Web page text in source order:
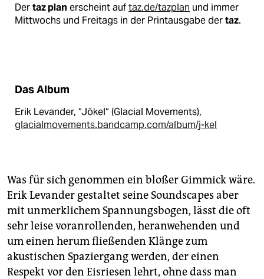
Dertaz planerscheint auftaz.de/tazplan und immer
Mittwochs und Freitags in der Printausgabe dertaz.
Das Album
Erik Levander, “Jökel“ (Glacial Movements),
glacialmovements.bandcamp.com/album/j-kel
Was für sich genommen ein bloßer Gimmick wäre.
Erik Levander gestaltet seine Soundscapes aber
mit unmerklichem Spannungsbogen, lässt die oft
sehr leise voranrollenden, heranwehenden und
um einen herum fließenden Klänge zum
akustischen Spaziergang werden, der einen
Respekt vor den Eisriesen lehrt, ohne dass man